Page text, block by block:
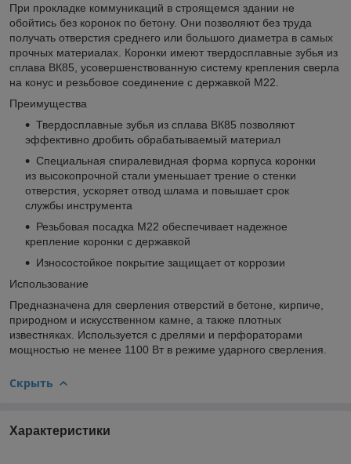
При прокладке коммуникаций в строящемся здании не
обойтись без коронок по бетону. Они позволяют без труда
получать отверстия среднего или большого диаметра в самых
прочных материалах. Коронки имеют твердосплавные зубья из
сплава ВК85, усовершенствованную систему крепления сверла
на конус и резьбовое соединение с державкой М22.
Преимущества
Твердосплавные зубья из сплава ВК85 позволяют
эффективно дробить обрабатываемый материал
Специальная спиралевидная форма корпуса коронки
из высокопрочной стали уменьшает трение о стенки
отверстия, ускоряет отвод шлама и повышает срок
службы инструмента
Резьбовая посадка М22 обеспечивает надежное
крепление коронки с державкой
Износостойкое покрытие защищает от коррозии
Использование
Предназначена для сверления отверстий в бетоне, кирпиче,
природном и искусственном камне, а также плотных
известняках. Используется с дрелями и перфораторами
мощностью не менее 1100 Вт в режиме ударного сверления.
Скрыть
Характеристики